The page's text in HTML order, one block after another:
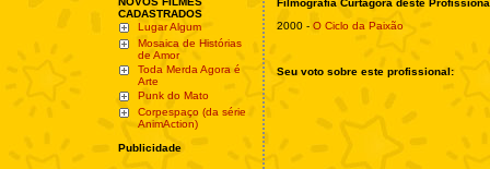
CADASTRADOS
Lugar Algum
Mosaica de Histórias
de Amor
Toda Merda Agora é
Arte
Punk do Mato
Corpespaço (da série
AnimAction)
Publicidade
Filmografia Curtagora deste
2000 - O Ciclo da Paixão
Seu voto sobre este profissional: